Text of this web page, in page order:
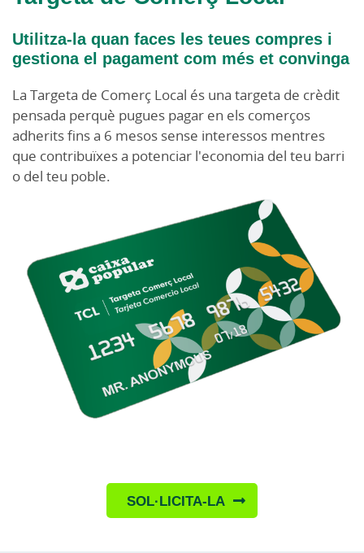
Utilitza-la quan faces les teues compres i
gestiona el pagament com més et convinga
La Targeta de Comerç Local és una targeta de crèdit
pensada perquè pugues pagar en els comerços
adherits fins a 6 mesos sense interessos mentres
que contribuïxes a potenciar l'economia del teu barri
o del teu poble.
SOL·LICITA-LA